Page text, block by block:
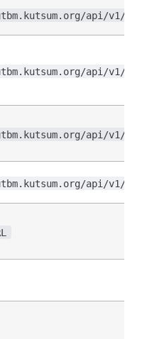
api/v1/
api/v1/
api/v1/
api/v1/lti/